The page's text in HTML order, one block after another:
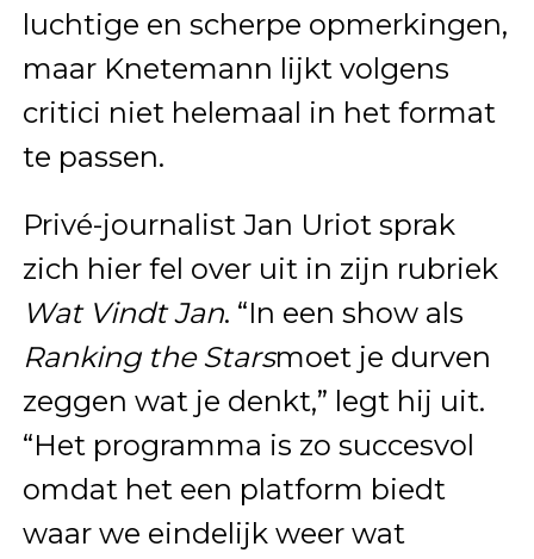
luchtige en scherpe opmerkingen,
maar Knetemann lijkt volgens
critici niet helemaal in het format
te passen.
Privé-journalist Jan Uriot sprak
zich hier fel over uit in zijn rubriek
Wat Vindt Jan. “In een show als
Ranking the Starsmoet je durven
zeggen wat je denkt,” legt hij uit.
“Het programma is zo succesvol
omdat het een platform biedt
waar we eindelijk weer wat